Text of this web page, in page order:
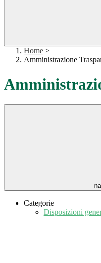
Home >
Amministrazione
Categorie
Disposizioni